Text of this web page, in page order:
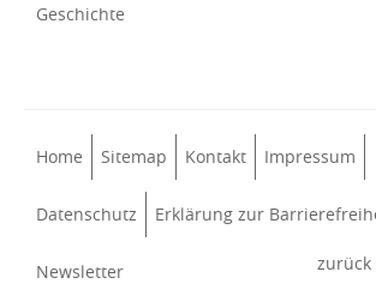
Geschichte
Home Sitemap Kontakt Impressum
Datenschutz Erklärung zur
Newsletter zurück